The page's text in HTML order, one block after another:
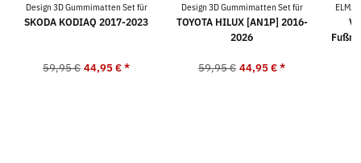
Design 3D Gummimatten Set für
SKODA KODIAQ 2017-2023
59,95 € 44,95 €*
Design 3D Gummimatten Set für
TOYOTA HILUX [AN1P] 2016-
2026
59,95 € 44,95 €*